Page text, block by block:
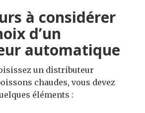
à considérer
d’un
automatique
un distributeur
chaudes, vous devez
éléments :